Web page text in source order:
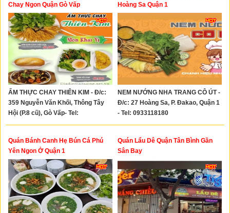
Xây Dựng
Tổng Hợp
Chay Ngon Quận Gò Vấp
ẨM THỰC CHAY THIÊN KIM - Đ/c:
359 Nguyễn Văn Khối, Thông Tây
Hội (P.8 cũ), Gò Vấp- Tel:
0909224375 - 0902485055
Hoàng Sa Quận 1
NEM NƯỚNG NHA TRANG CÔ ÚT -
Đ/c: 27 Hoàng Sa, P. Đakao, Quận 1
- Tel: 0933118180
Quán Bánh Canh Hẹ Bún Cá Phú
Yên Ngon Ở Quận 1
Quán Lẩu Dê Quận Tân Bình Gần
Sân Bay